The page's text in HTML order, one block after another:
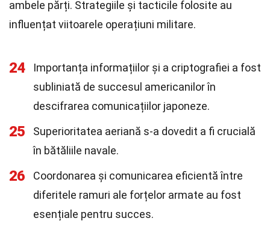
ambele părți. Strategiile și tacticile folosite au
influențat viitoarele operațiuni militare.
24
Importanța informațiilor și a criptografiei a fost
subliniată de succesul americanilor în
descifrarea comunicațiilor japoneze.
25
Superioritatea aeriană s-a dovedit a fi crucială
în bătăliile navale.
26
Coordonarea și comunicarea eficientă între
diferitele ramuri ale forțelor armate au fost
esențiale pentru succes.